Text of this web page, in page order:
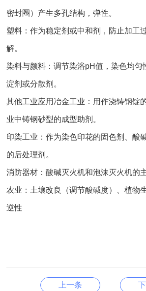
密封圈）产生多孔结构，弹性。
塑料：作为稳定剂或中和剂，防止加工
解。
染料与颜料：调节染浴pH值，染色均匀
淀剂或分散剂。
其他工业应用冶金工业：用作浇铸钢锭
业中铸钢砂型的成型助剂。
印染工业：作为染色印花的固色剂、酸
的后处理剂。
消防器材：酸碱灭火机和泡沫灭火机的
农业：土壤改良（调节酸碱度）、植物
逆性
上一条